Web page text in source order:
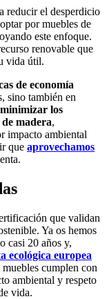
reducir el desperdicio
por muebles de
este enfoque.
renovable que
vida útil.
de economía
sino también en
minimizar los
madera,
impacto ambiental
que aprovechamos
que validan
Ya os hemos
casi 20 años y,
ecológica europea
cumplen con
ambiental y respeto
vida.